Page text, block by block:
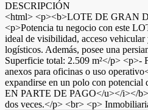
DESCRIPCIÓN
<html> <p><b>LOTE DE GRAN
<p>Potencia tu negocio con este
ideal de visibilidad, acceso
logísticos. Además, posee una
Superficie total: 2.509 m²</p> <p>-
anexos para oficinas o uso
expandirse en un polo con
EN PARTE DE PAGO</u></i></
dos veces.</p> <br> <p>